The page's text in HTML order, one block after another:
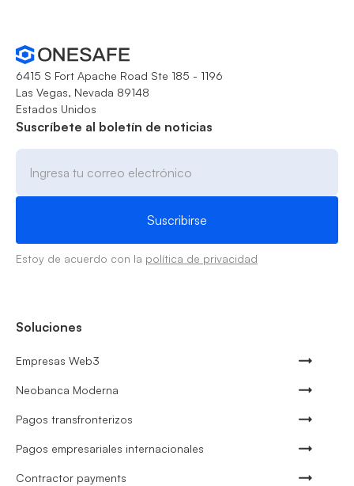
6415 S Fort Apache Road Ste 185 - 1196
Las Vegas, Nevada 89148
Estados Unidos
Suscríbete al boletín de noticias
Estoy de acuerdo con la política de privacidad
Soluciones
Empresas Web3
Neobanca Moderna
Pagos transfronterizos
Pagos empresariales internacionales
Contractor payments